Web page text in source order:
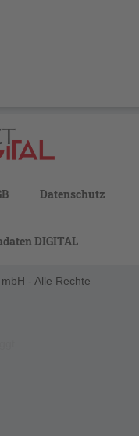
Datenschutz
DIGITAL
- Alle Rechte